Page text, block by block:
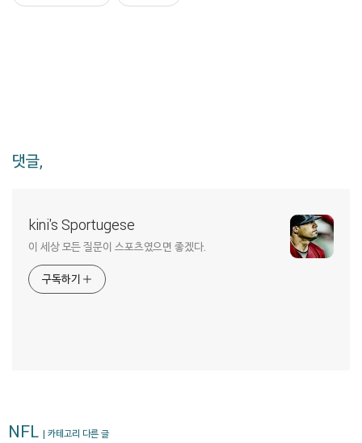
댓글,
kini's Sportugese
이 세상 모든 질문이 스포츠였으면 좋겠다.
구독하기
NFL | 카테고리 다른 글